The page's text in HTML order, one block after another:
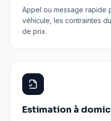
Appel ou message rapide
véhicule, les contraintes
de prix.
Estimation à